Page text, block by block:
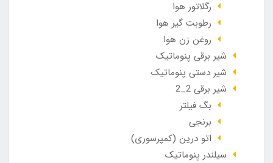
رگلاتور هوا
رطوبت گیر هوا
روغن زن هوا
شیر برقی پنوماتیک
شیر دستی پنوماتیک
شیر برقی 2_2
بگ فیلتر
برنجی
اتو درین (کمپرسوری)
سیلندر پنوماتیک